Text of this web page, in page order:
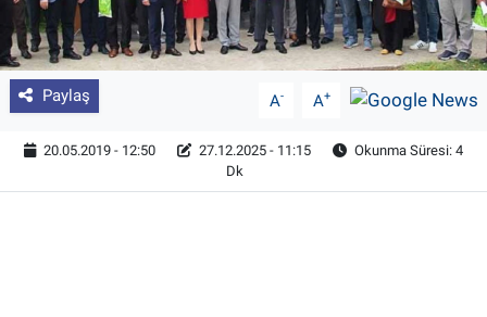
Paylaş A- A+
20.05.2019 - 12:50 27.12.2025 - 11:15
Okunma Süresi: 4
Dk
Dünyada Tarım
Üretici Birlikleri
Tahıllar ve Baklagiller